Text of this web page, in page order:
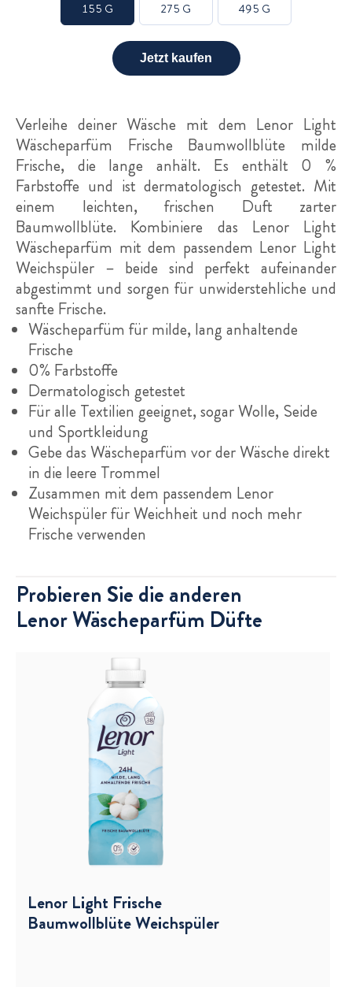
155 G 275 G 495 G
Jetzt kaufen
Produktinformationen
Verleihe deiner Wäsche mit dem Lenor Light
Wäscheparfüm Frische Baumwollblüte milde
Frische, die lange anhält. Es enthält 0 %
Farbstoffe und ist dermatologisch getestet. Mit
einem leichten, frischen Duft zarter
Baumwollblüte. Kombiniere das Lenor Light
Wäscheparfüm mit dem passendem Lenor Light
Weichspüler – beide sind perfekt aufeinander
abgestimmt und sorgen für unwiderstehliche und
sanfte Frische.
Wäscheparfüm für milde, lang anhaltende
Frische
0% Farbstoffe
Dermatologisch getestet
Für alle Textilien geeignet, sogar Wolle, Seide
und Sportkleidung
Gebe das Wäscheparfüm vor der Wäsche direkt
in die leere Trommel
Zusammen mit dem passendem Lenor
Weichspüler für Weichheit und noch mehr
Frische verwenden
Probieren Sie die anderen
Lenor Wäscheparfüm Düfte
Lenor Light Frische
Baumwollblüte Weichspüler